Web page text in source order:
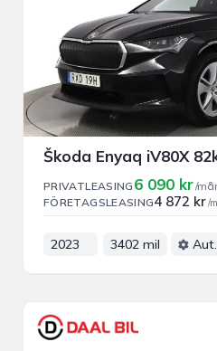
PRIVATLEASING 6 090 kr/
FÖRETAGSLEASING4 872 kr/
2023 3402 mil Aut.